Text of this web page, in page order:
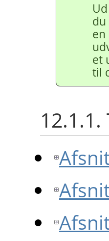
du
en
et
til